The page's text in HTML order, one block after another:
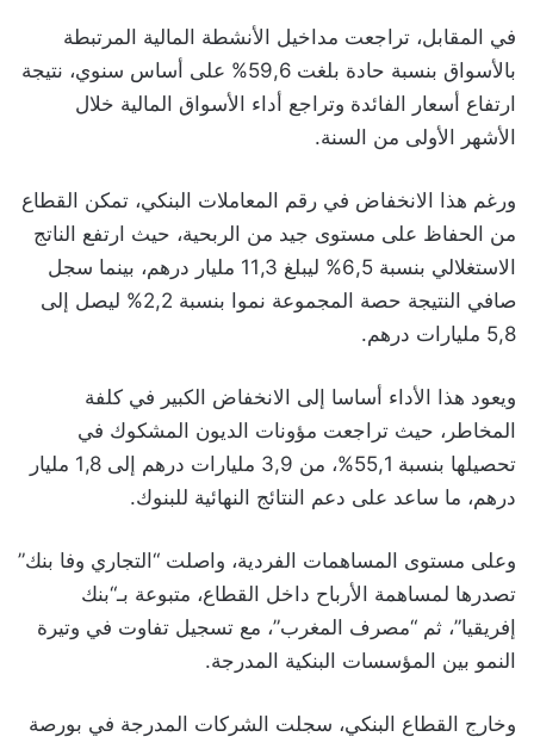
في المقابل، تراجعت مداخيل الأنشطة المالية المرتبطة
بالأسواق بنسبة حادة بلغت 59,6% على أساس سنوي، نتيجة
ارتفاع أسعار الفائدة وتراجع أداء الأسواق المالية خلال
الأشهر الأولى من السنة.
ورغم هذا الانخفاض في رقم المعاملات البنكي، تمكن القطاع
من الحفاظ على مستوى جيد من الربحية، حيث ارتفع الناتج
الاستغلالي بنسبة 6,5% ليبلغ 11,3 مليار درهم، بينما سجل
صافي النتيجة حصة المجموعة نموا بنسبة 2,2% ليصل إلى
5,8 مليارات درهم.
ويعود هذا الأداء أساسا إلى الانخفاض الكبير في كلفة
المخاطر، حيث تراجعت مؤونات الديون المشكوك في
تحصيلها بنسبة 55,1%، من 3,9 مليارات درهم إلى 1,8 مليار
درهم، ما ساعد على دعم النتائج النهائية للبنوك.
وعلى مستوى المساهمات الفردية، واصلت “التجاري وفا بنك”
تصدرها لمساهمة الأرباح داخل القطاع، متبوعة بـ“بنك
إفريقيا”، ثم “مصرف المغرب”، مع تسجيل تفاوت في وتيرة
النمو بين المؤسسات البنكية المدرجة.
وخارج القطاع البنكي، سجلت الشركات المدرجة في بورصة